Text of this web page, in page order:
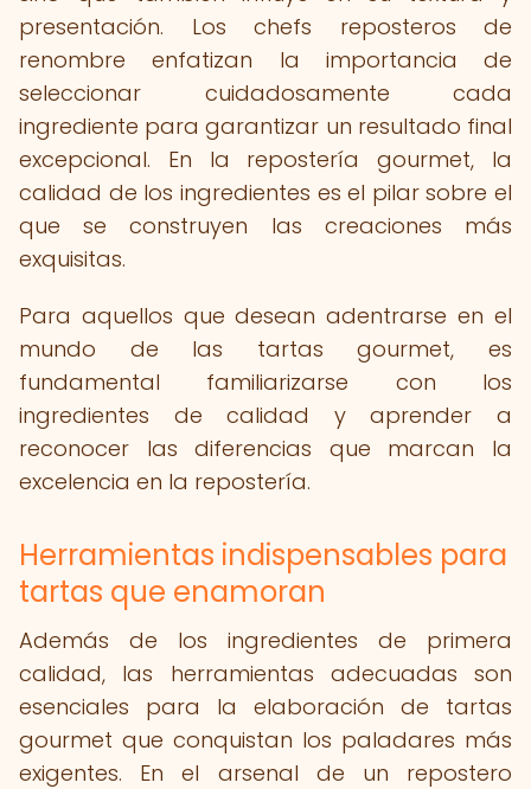
presentación. Los chefs reposteros de
renombre enfatizan la importancia de
seleccionar cuidadosamente cada
ingrediente para garantizar un resultado final
excepcional. En la repostería gourmet, la
calidad de los ingredientes es el pilar sobre el
que se construyen las creaciones más
exquisitas.
Para aquellos que desean adentrarse en el
mundo de las tartas gourmet, es
fundamental familiarizarse con los
ingredientes de calidad y aprender a
reconocer las diferencias que marcan la
excelencia en la repostería.
Herramientas indispensables para
tartas que enamoran
Además de los ingredientes de primera
calidad, las herramientas adecuadas son
esenciales para la elaboración de tartas
gourmet que conquistan los paladares más
exigentes. En el arsenal de un repostero